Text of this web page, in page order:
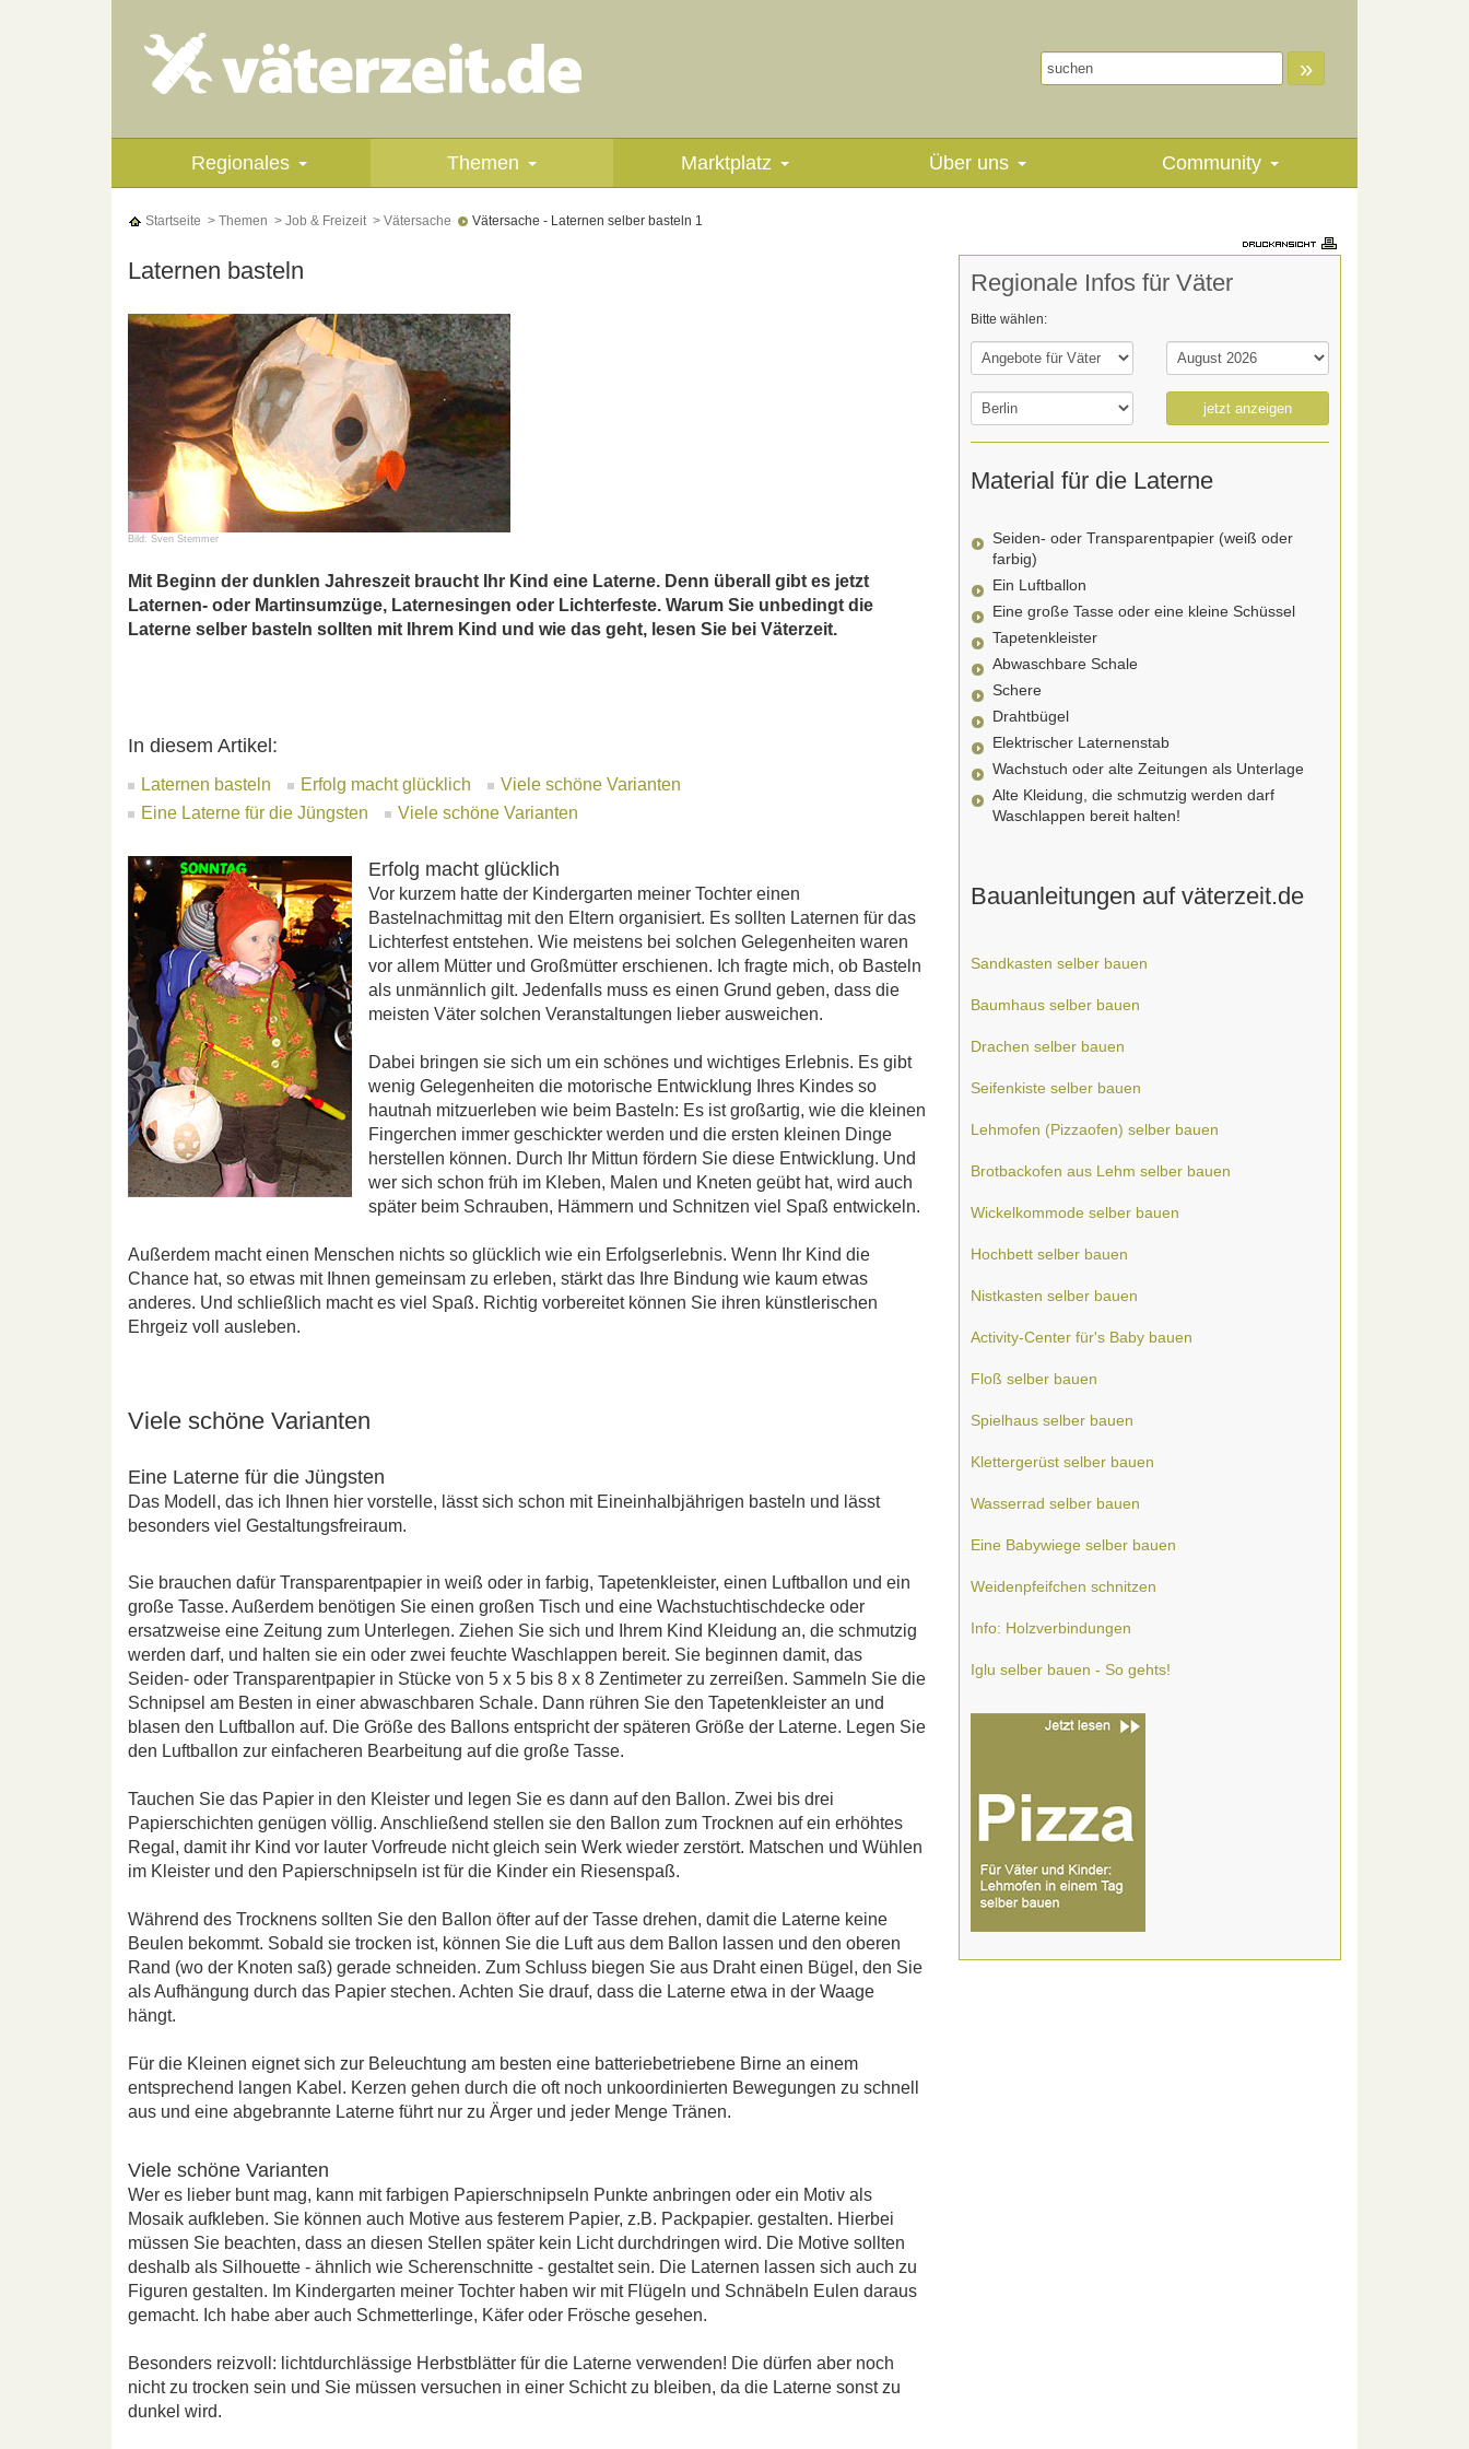
»
Regionales Themen Marktplatz Über uns Community
Startseite > Themen > Job & Freizeit > Vätersache Vätersache - Laternen selber basteln 1
Laternen basteln
Bild: Sven Stemmer
Mit Beginn der dunklen Jahreszeit braucht Ihr Kind eine Laterne. Denn überall gibt es jetzt
Laternen- oder Martinsumzüge, Laternesingen oder Lichterfeste. Warum Sie unbedingt die
Laterne selber basteln sollten mit Ihrem Kind und wie das geht, lesen Sie bei Väterzeit.
In diesem Artikel:
Laternen basteln Erfolg macht glücklich
Viele schöne Varianten
Eine Laterne für die Jüngsten
Viele schöne Varianten
Erfolg macht glücklich
Vor kurzem hatte der Kindergarten meiner Tochter einen
Bastelnachmittag mit den Eltern organisiert. Es sollten Laternen für das
Lichterfest entstehen. Wie meistens bei solchen Gelegenheiten waren
vor allem Mütter und Großmütter erschienen. Ich fragte mich, ob Basteln
als unmännlich gilt. Jedenfalls muss es einen Grund geben, dass die
meisten Väter solchen Veranstaltungen lieber ausweichen.
Dabei bringen sie sich um ein schönes und wichtiges Erlebnis. Es gibt
wenig Gelegenheiten die motorische Entwicklung Ihres Kindes so
hautnah mitzuerleben wie beim Basteln: Es ist großartig, wie die kleinen
Fingerchen immer geschickter werden und die ersten kleinen Dinge
herstellen können. Durch Ihr Mittun fördern Sie diese Entwicklung. Und
wer sich schon früh im Kleben, Malen und Kneten geübt hat, wird auch
später beim Schrauben, Hämmern und Schnitzen viel Spaß entwickeln.
Außerdem macht einen Menschen nichts so glücklich wie ein Erfolgserlebnis. Wenn Ihr Kind die
Chance hat, so etwas mit Ihnen gemeinsam zu erleben, stärkt das Ihre Bindung wie kaum etwas
anderes. Und schließlich macht es viel Spaß. Richtig vorbereitet können Sie ihren künstlerischen
Ehrgeiz voll ausleben.
Viele schöne Varianten
Eine Laterne für die Jüngsten
Das Modell, das ich Ihnen hier vorstelle, lässt sich schon mit Eineinhalbjährigen basteln und lässt
besonders viel Gestaltungsfreiraum.
Sie brauchen dafür Transparentpapier in weiß oder in farbig, Tapetenkleister, einen Luftballon und ein
große Tasse. Außerdem benötigen Sie einen großen Tisch und eine Wachstuchtischdecke oder
ersatzweise eine Zeitung zum Unterlegen. Ziehen Sie sich und Ihrem Kind Kleidung an, die schmutzig
werden darf, und halten sie ein oder zwei feuchte Waschlappen bereit. Sie beginnen damit, das
Seiden- oder Transparentpapier in Stücke von 5 x 5 bis 8 x 8 Zentimeter zu zerreißen. Sammeln Sie die
Schnipsel am Besten in einer abwaschbaren Schale. Dann rühren Sie den Tapetenkleister an und
blasen den Luftballon auf. Die Größe des Ballons entspricht der späteren Größe der Laterne. Legen Sie
den Luftballon zur einfacheren Bearbeitung auf die große Tasse.
Tauchen Sie das Papier in den Kleister und legen Sie es dann auf den Ballon. Zwei bis drei
Papierschichten genügen völlig. Anschließend stellen sie den Ballon zum Trocknen auf ein erhöhtes
Regal, damit ihr Kind vor lauter Vorfreude nicht gleich sein Werk wieder zerstört. Matschen und Wühlen
im Kleister und den Papierschnipseln ist für die Kinder ein Riesenspaß.
Während des Trocknens sollten Sie den Ballon öfter auf der Tasse drehen, damit die Laterne keine
Beulen bekommt. Sobald sie trocken ist, können Sie die Luft aus dem Ballon lassen und den oberen
Rand (wo der Knoten saß) gerade schneiden. Zum Schluss biegen Sie aus Draht einen Bügel, den Sie
als Aufhängung durch das Papier stechen. Achten Sie drauf, dass die Laterne etwa in der Waage
hängt.
Für die Kleinen eignet sich zur Beleuchtung am besten eine batteriebetriebene Birne an einem
entsprechend langen Kabel. Kerzen gehen durch die oft noch unkoordinierten Bewegungen zu schnell
aus und eine abgebrannte Laterne führt nur zu Ärger und jeder Menge Tränen.
Viele schöne Varianten
Wer es lieber bunt mag, kann mit farbigen Papierschnipseln Punkte anbringen oder ein Motiv als
Mosaik aufkleben. Sie können auch Motive aus festerem Papier, z.B. Packpapier. gestalten. Hierbei
müssen Sie beachten, dass an diesen Stellen später kein Licht durchdringen wird. Die Motive sollten
deshalb als Silhouette - ähnlich wie Scherenschnitte - gestaltet sein. Die Laternen lassen sich auch zu
Figuren gestalten. Im Kindergarten meiner Tochter haben wir mit Flügeln und Schnäbeln Eulen daraus
gemacht. Ich habe aber auch Schmetterlinge, Käfer oder Frösche gesehen.
Besonders reizvoll: lichtdurchlässige Herbstblätter für die Laterne verwenden! Die dürfen aber noch
nicht zu trocken sein und Sie müssen versuchen in einer Schicht zu bleiben, da die Laterne sonst zu
dunkel wird.
Regionale Infos für Väter
Bitte wählen:
jetzt anzeigen
Material für die Laterne
Seiden- oder Transparentpapier (weiß oder
farbig)
Ein Luftballon
Eine große Tasse oder eine kleine Schüssel
Tapetenkleister
Abwaschbare Schale
Schere
Drahtbügel
Elektrischer Laternenstab
Wachstuch oder alte Zeitungen als Unterlage
Alte Kleidung, die schmutzig werden darf
Waschlappen bereit halten!
Bauanleitungen auf väterzeit.de
Sandkasten selber bauen
Baumhaus selber bauen
Drachen selber bauen
Seifenkiste selber bauen
Lehmofen (Pizzaofen) selber bauen
Brotbackofen aus Lehm selber bauen
Wickelkommode selber bauen
Hochbett selber bauen
Nistkasten selber bauen
Activity-Center für's Baby bauen
Floß selber bauen
Spielhaus selber bauen
Klettergerüst selber bauen
Wasserrad selber bauen
Eine Babywiege selber bauen
Weidenpfeifchen schnitzen
Info: Holzverbindungen
Iglu selber bauen - So gehts!